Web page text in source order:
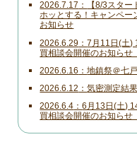
2026.7.17
【8/3スタ
ホッとする！キャンペー
お知らせ
2026.6.29
7月11日(土)
買相談会開催のお知らせ
2026.6.16 地鎮祭＠七
2026.6.12 気密測定結果
2026.6.4
6月13日(土)
買相談会開催のお知らせ